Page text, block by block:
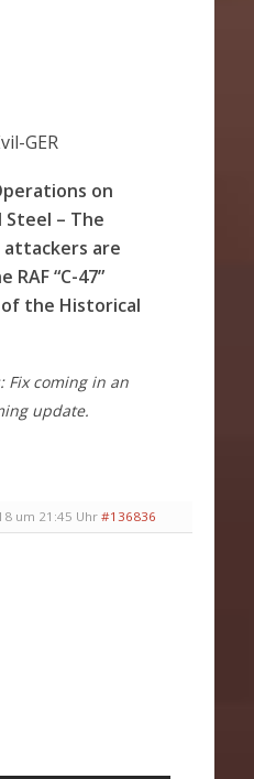
GER
on
– The
attackers are
RAF “C-47”
the Historical
Fix coming in an
update.
um 21:45 Uhr #136836